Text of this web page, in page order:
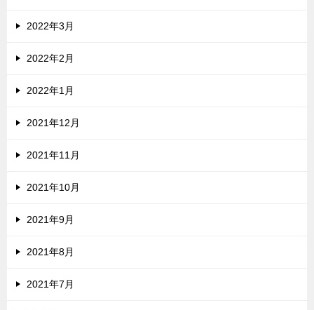
2022年3月
2022年2月
2022年1月
2021年12月
2021年11月
2021年10月
2021年9月
2021年8月
2021年7月